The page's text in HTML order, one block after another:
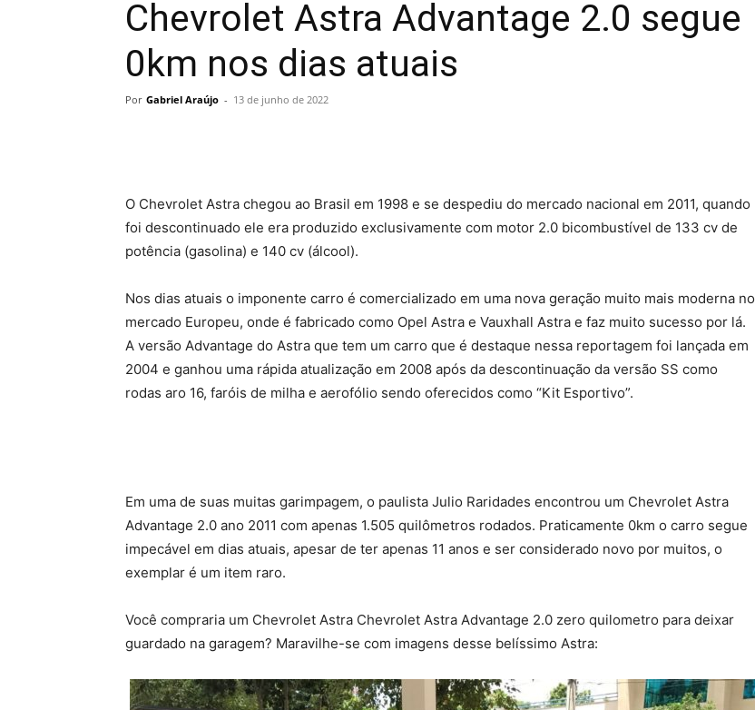
Chevrolet Astra Advantage 2.0 segue
0km nos dias atuais
Por Gabriel Araújo - 13 de junho de 2022
O Chevrolet Astra chegou ao Brasil em 1998 e se despediu do mercado nacional em 2011, quando
foi descontinuado ele era produzido exclusivamente com motor 2.0 bicombustível de 133 cv de
potência (gasolina) e 140 cv (álcool).
Nos dias atuais o imponente carro é comercializado em uma nova geração muito mais moderna no
mercado Europeu, onde é fabricado como Opel Astra e Vauxhall Astra e faz muito sucesso por lá.
A versão Advantage do Astra que tem um carro que é destaque nessa reportagem foi lançada em
2004 e ganhou uma rápida atualização em 2008 após da descontinuação da versão SS como
rodas aro 16, faróis de milha e aerofólio sendo oferecidos como “Kit Esportivo”.
Em uma de suas muitas garimpagem, o paulista Julio Raridades encontrou um Chevrolet Astra
Advantage 2.0 ano 2011 com apenas 1.505 quilômetros rodados. Praticamente 0km o carro segue
impecável em dias atuais, apesar de ter apenas 11 anos e ser considerado novo por muitos, o
exemplar é um item raro.
Você compraria um Chevrolet Astra Chevrolet Astra Advantage 2.0 zero quilometro para deixar
guardado na garagem? Maravilhe-se com imagens desse belíssimo Astra: